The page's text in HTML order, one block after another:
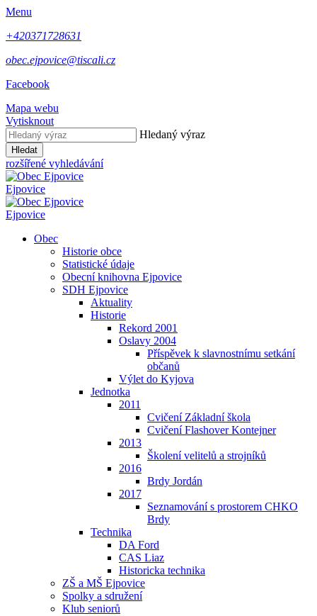
Menu
+420371728631
obec.ejpovice@tiscali.cz
Facebook
Mapa webu
Vytisknout
Hledaný výraz
Hledat
rozšířené vyhledávání
Ejpovice
Ejpovice
Obec
Historie obce
Statistické údaje
Obecní knihovna Ejpovice
SDH Ejpovice
Aktuality
Historie
Rekord 2001
Oslavy 2004
Příspěvek k slavnostnímu setkání
občanů
Výlet do Kyjova
Jednotka
2011
Cvičení Základní škola
Cvičení Flashover Kontejner
2013
Školení velitelů a strojníků
2016
Brdy Jordán
2017
Seznamování s prostorem CHKO
Brdy
Technika
DA Ford
CAS Liaz
Historicka technika
ZŠ a MŠ Ejpovice
Spolky a sdružení
Klub seniorů